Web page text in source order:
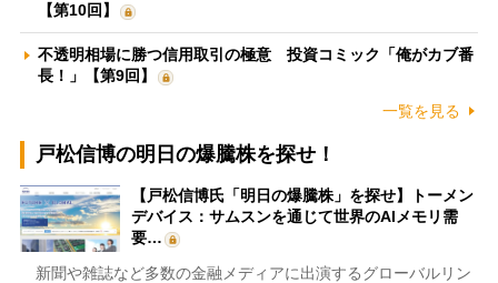
【第10回】
不透明相場に勝つ信用取引の極意 投資コミック「俺がカブ番
長！」【第9回】
一覧を見る
戸松信博の明日の爆騰株を探せ！
【戸松信博氏「明日の爆騰株」を探せ】トーメン
デバイス：サムスンを通じて世界のAIメモリ需
要…
新聞や雑誌など多数の金融メディアに出演するグローバルリン